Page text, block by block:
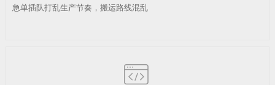
急单插队打乱生产节奏，搬运路线混乱
